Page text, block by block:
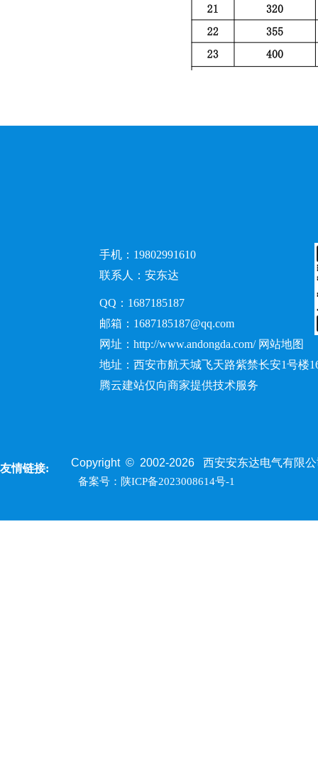
手机：19802991610
联系人：安东达
QQ：1687185187
邮箱：1687185187@qq.com
网址：http://www.andongda.com/ 网站地图
地址：西安市航天城飞天路紫禁长安1号楼
腾云建站仅向商家提供技术服务
友情链接: Copyright © 2002-2026 西安安东达电气有限公
备案号：陕ICP备2023008614号-1